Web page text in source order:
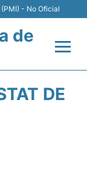
- No Oficial
de
DE